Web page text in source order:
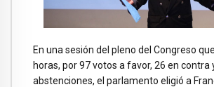
En una sesión del pleno del Congreso
horas, por 97 votos a favor, 26 en contra
abstenciones, el parlamento eligió a